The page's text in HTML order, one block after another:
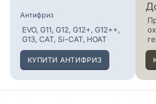
Антифриз
EVO, G11, G12, G12+, G12++,
G13, CAT, Si-CAT, HOAT
КУПИТИ АНТИФРИЗ